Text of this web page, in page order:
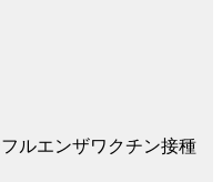
ルエンザワクチン接種